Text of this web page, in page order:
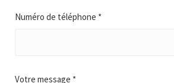
Numéro de téléphone *
Votre message *